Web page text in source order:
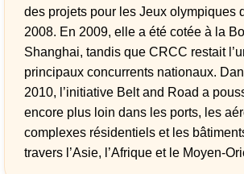
des projets pour les Jeux olympiques
2008. En 2009, elle a été cotée à la
Shanghai, tandis que CRCC restait
principaux concurrents nationaux.
2010, l’initiative Belt and Road a
encore plus loin dans les ports, les
complexes résidentiels et les
travers l’Asie, l’Afrique et le Moyen-